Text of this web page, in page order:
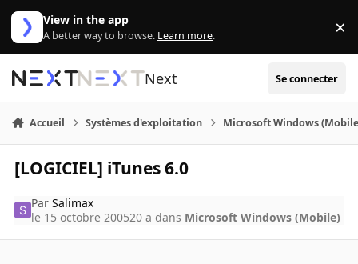
Aller au contenu
View in the app
A better way to browse. Learn more. ×
Next Se connecter
Accueil Systèmes d'exploitation Microsoft Windows
[LOGICIEL] iTunes 6.0
ParSalimax
le 15 octobre 200520 a dans Microsoft Windows (Mobile)